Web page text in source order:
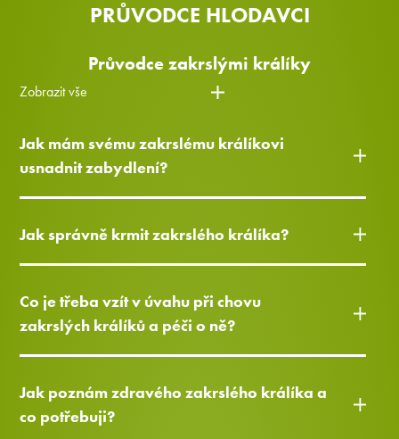
PRŮVODCE HLODAVCI
Průvodce zakrslými králíky
Zobrazit vše
Jak mám svému zakrslému králíkovi
usnadnit zabydlení?
Jak správně krmit zakrslého králíka?
Co je třeba vzít v úvahu při chovu
zakrslých králíků a péči o ně?
Jak poznám zdravého zakrslého králíka a
co potřebuji?